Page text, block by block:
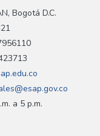
Bogotá D.C.
a 5 p.m.